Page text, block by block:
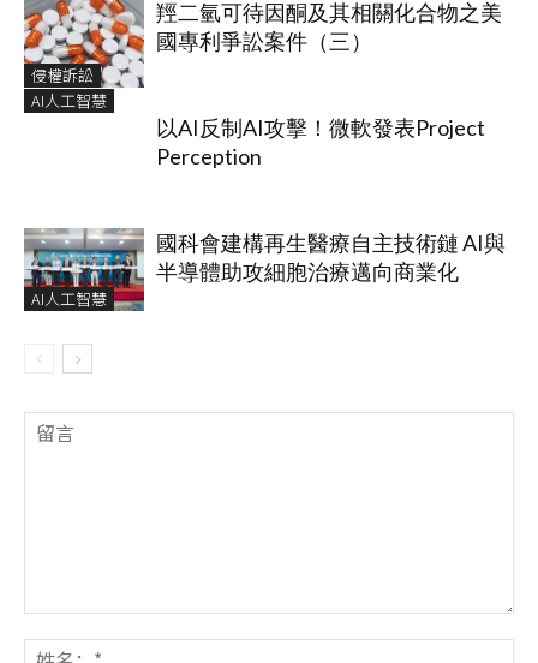
侵權訴訟
羥二氫可待因酮及其相關化合物之美
國專利爭訟案件（三）
AI人工智慧
以AI反制AI攻擊！微軟發表Project
Perception
AI人工智慧
國科會建構再生醫療自主技術鏈 AI與
半導體助攻細胞治療邁向商業化